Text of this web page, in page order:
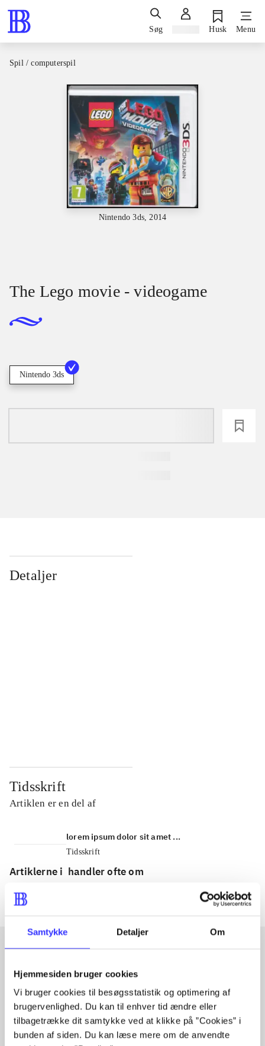
Samtykke Detaljer Om
Hjemmesiden bruger cookies
Vi bruger cookies til besøgsstatistik og optimering af
brugervenlighed. Du kan til enhver tid ændre eller
tilbagetrække dit samtykke ved at klikke på ”Cookies” i
bunden af siden. Du kan læse mere om de anvendte
Søg Husk Menu
Spil / computerspil
Nintendo 3ds, 2014
The Lego movie - videogame
Nintendo 3ds
Detaljer
Tidsskrift
Artiklen er en del af
lorem ipsum dolor sit amet ...
Tidsskrift
Artiklerne i handler ofte om
Artikler med samme emner
Fra